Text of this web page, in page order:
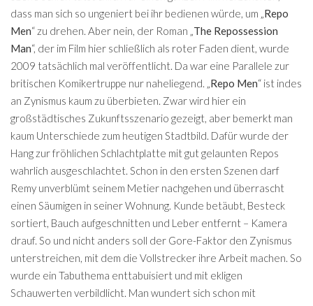
dass man sich so ungeniert bei ihr bedienen würde, um „ Repo
Men“ zu drehen. Aber nein, der Roman „ The Repossession
Man“, der im Film hier schließlich als roter Faden dient, wurde
2009 tatsächlich mal veröffentlicht. Da war eine Parallele zur
britischen Komikertruppe nur naheliegend. „ Repo Men“ ist indes
an Zynismus kaum zu überbieten. Zwar wird hier ein
großstädtisches Zukunftsszenario gezeigt, aber bemerkt man
kaum Unterschiede zum heutigen Stadtbild. Dafür wurde der
Hang zur fröhlichen Schlachtplatte mit gut gelaunten Repos
wahrlich ausgeschlachtet. Schon in den ersten Szenen darf
Remy unverblümt seinem Metier nachgehen und überrascht
einen Säumigen in seiner Wohnung. Kunde betäubt, Besteck
sortiert, Bauch aufgeschnitten und Leber entfernt – Kamera
drauf. So und nicht anders soll der Gore-Faktor den Zynismus
unterstreichen, mit dem die Vollstrecker ihre Arbeit machen. So
wurde ein Tabuthema enttabuisiert und mit ekligen
Schauwerten verbildlicht. Man wundert sich schon mit